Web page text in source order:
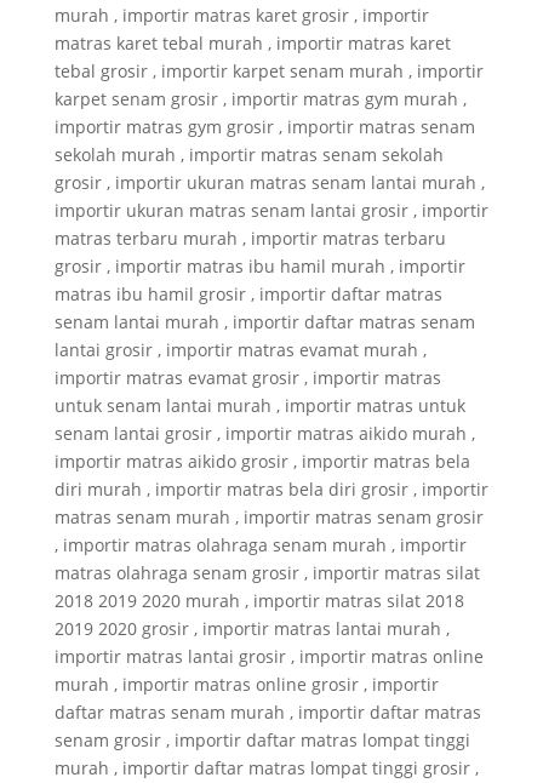
murah , importir matras karet grosir , importir
matras karet tebal murah , importir matras karet
tebal grosir , importir karpet senam murah , importir
karpet senam grosir , importir matras gym murah ,
importir matras gym grosir , importir matras senam
sekolah murah , importir matras senam sekolah
grosir , importir ukuran matras senam lantai murah ,
importir ukuran matras senam lantai grosir , importir
matras terbaru murah , importir matras terbaru
grosir , importir matras ibu hamil murah , importir
matras ibu hamil grosir , importir daftar matras
senam lantai murah , importir daftar matras senam
lantai grosir , importir matras evamat murah ,
importir matras evamat grosir , importir matras
untuk senam lantai murah , importir matras untuk
senam lantai grosir , importir matras aikido murah ,
importir matras aikido grosir , importir matras bela
diri murah , importir matras bela diri grosir , importir
matras senam murah , importir matras senam grosir
, importir matras olahraga senam murah , importir
matras olahraga senam grosir , importir matras silat
2018 2019 2020 murah , importir matras silat 2018
2019 2020 grosir , importir matras lantai murah ,
importir matras lantai grosir , importir matras online
murah , importir matras online grosir , importir
daftar matras senam murah , importir daftar matras
senam grosir , importir daftar matras lompat tinggi
murah , importir daftar matras lompat tinggi grosir ,